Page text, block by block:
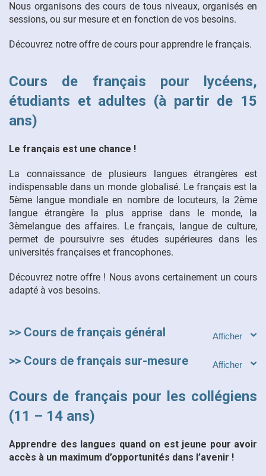
Nous organisons des cours de tous niveaux, organisés en
sessions, ou sur mesure et en fonction de vos besoins.
Découvrez notre offre de cours pour apprendre le français.
Cours de français pour lycéens,
étudiants et adultes (à partir de 15
ans)
Le français est une chance !
La connaissance de plusieurs langues étrangères est
indispensable dans un monde globalisé. Le français est la
5ème langue mondiale en nombre de locuteurs, la 2ème
langue étrangère la plus apprise dans le monde, la
3èmelangue des affaires. Le français, langue de culture,
permet de poursuivre ses études supérieures dans les
universités françaises et francophones.
Découvrez notre offre ! Nous avons certainement un cours
adapté à vos besoins.
>> Cours de français général
>> Cours de français sur-mesure
Cours de français pour les collégiens
(11 – 14 ans)
Apprendre des langues quand on est jeune pour avoir
accès à un maximum d’opportunités dans l’avenir !